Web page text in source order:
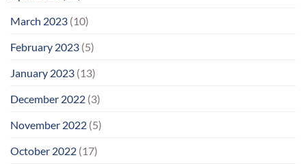
March 2023 (10)
February 2023 (5)
January 2023 (13)
December 2022 (3)
November 2022 (5)
October 2022 (17)